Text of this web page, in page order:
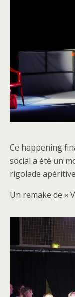
Ce happening
social a été un
rigolade
Un remake de «